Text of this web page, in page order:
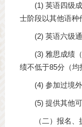
(1) 英语四级
士阶段以其他语种
(2) 英语六级
(3) 雅思成绩
绩不低于85分（均
(4) 参加过境
(5) 提供其他
（二）报名